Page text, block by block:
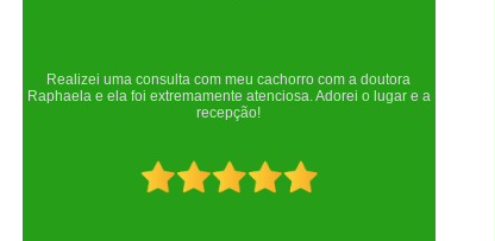
Um lugar maravilhoso. Sempre serei grata pelo que fizeram por
nós!